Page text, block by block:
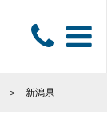
新潟県